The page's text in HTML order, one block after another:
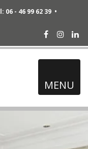
- 46 99 62 39 •
Facebook
MENU